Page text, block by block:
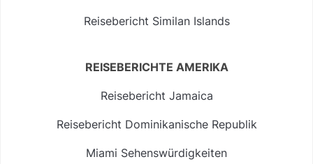
Reisebericht Similan Islands
REISEBERICHTE AMERIKA
Reisebericht Jamaica
Reisebericht Dominikanische Republik
Miami Sehenswürdigkeiten